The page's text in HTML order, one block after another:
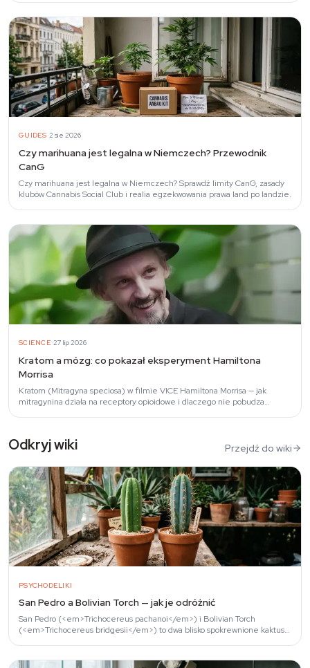
GUIDES·2 sie 2026
Czy marihuana jest legalna w Niemczech? Przewodnik
CanG
Czy marihuana jest legalna w Niemczech? Sprawdź limity CanG, zasady
klubów Cannabis Social Club i realia egzekwowania prawa land po landzie.
SCIENCE·27 lip 2026
Kratom a mózg: co pokazał eksperyment Hamiltona
Morrisa
Kratom (Mitragyna speciosa) w filmie VICE Hamiltona Morrisa — jak
mitragynina działa na receptory opioidowe i dlaczego nie pobudza
Odkryj wiki Przejdź do wiki
PSYCHODELIKI
San Pedro a Bolivian Torch — jak je odróżnić
San Pedro (<em>Trichocereus pachanoi</em>) i Bolivian Torch
(<em>Trichocereus bridgesii</em>) to dwa blisko spokrewnione kaktusy